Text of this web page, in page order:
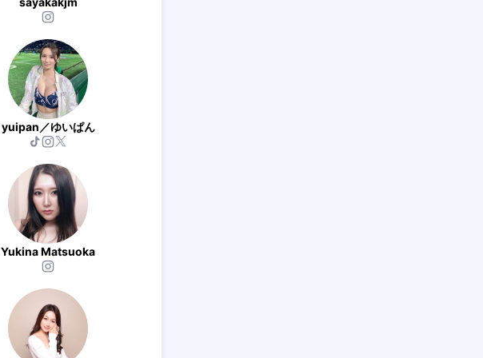
yuipan／ゆいぱん
Yukina Matsuoka